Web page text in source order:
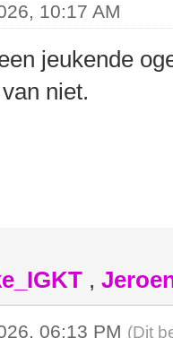
10:17 AM
jeukende
niet.
,
06:13 PM (Dit